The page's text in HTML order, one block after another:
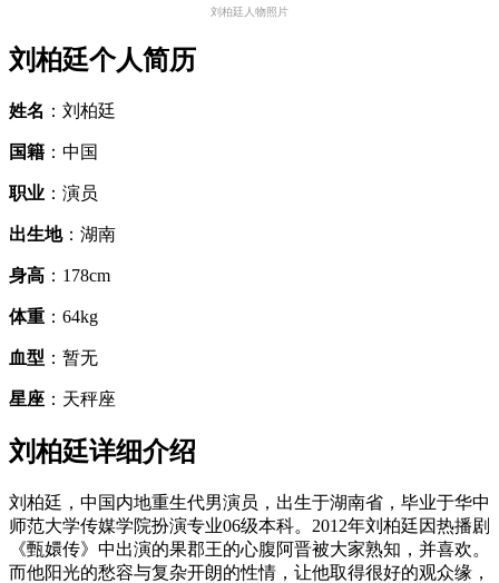
刘柏廷人物照片
刘柏廷个人简历
姓名 ：刘柏廷
国籍 ：中国
职业 ：演员
出生地：湖南
身高 ：178cm
体重 ：64kg
血型 ：暂无
星座 ：天秤座
刘柏廷详细介绍
刘柏廷，中国内地重生代男演员，出生于湖南省，毕业于华中
师范大学传媒学院扮演专业06级本科。2012年刘柏廷因热播剧
《甄嬛传》中出演的果郡王的心腹阿晋被大家熟知，并喜欢。
而他阳光的愁容与复杂开朗的性情，让他取得很好的观众缘，